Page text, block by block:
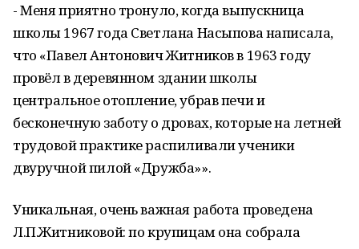
- Меня приятно тронуло, когда выпускница
школы 1967 года Светлана Насыпова написала,
что «Павел Антонович Житников в 1963 году
провёл в деревянном здании школы
центральное отопление, убрав печи и
бесконечную заботу о дровах, которые на летней
трудовой практике распиливали ученики
двуручной пилой «Дружба»».
Уникальная, очень важная работа проведена
Л.П.Житниковой: по крупицам она собрала